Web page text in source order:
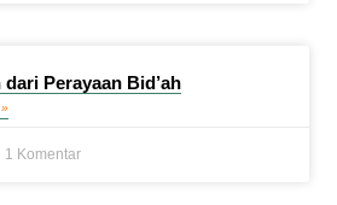
Perayaan Bid’ah
1 Komentar